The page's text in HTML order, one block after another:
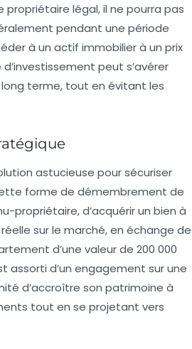
légal, il ne pourra pas
pendant une période
à un actif immobilier à un prix
peut s’avérer
terme, tout en évitant les
astucieuse pour sécuriser
forme de démembrement de
propriétaire, d’acquérir un bien à
sur le marché, en échange de
d’une valeur de 200 000
assorti d’un engagement sur une
d’accroître son patrimoine à
tout en se projetant vers